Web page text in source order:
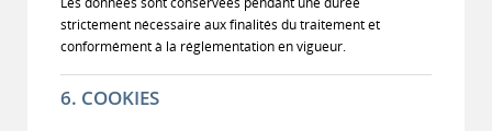
strictement nécessaire aux finalités du traitement et
conformément à la réglementation en vigueur.
6. COOKIES